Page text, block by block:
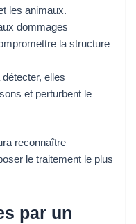
les animaux.
dommages
la structure
elles
et perturbent le
reconnaître
le traitement le plus
par un